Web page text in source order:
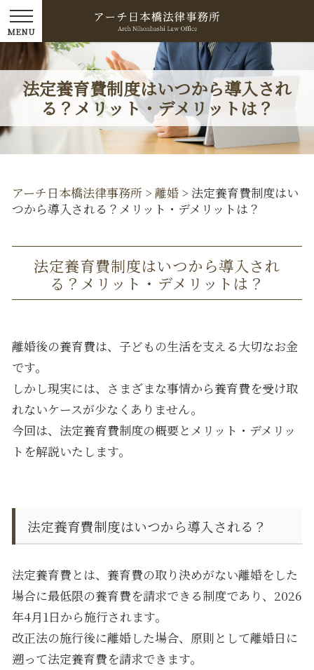
法定養育費制度はいつから導入され
る？メリット・デメリットは？
アーチ日本橋法律事務所 > 離婚 > 法定養育費制度はい
つから導入される？メリット・デメリットは？
法定養育費制度はいつから導入され
る？メリット・デメリットは？
離婚後の養育費は、子どもの生活を支える大切なお金
です。
しかし現実には、さまざまな事情から養育費を受け取
れないケースが少なくありません。
今回は、法定養育費制度の概要とメリット・デメリッ
トを解説いたします。
法定養育費制度はいつから導入される？
法定養育費とは、養育費の取り決めがない離婚をした
場合に最低限の養育費を請求できる制度であり、 2026
年4月1日から施行されます。
改正法の施行後に離婚した場合、原則として離婚日に
遡って法定養育費を請求できます。